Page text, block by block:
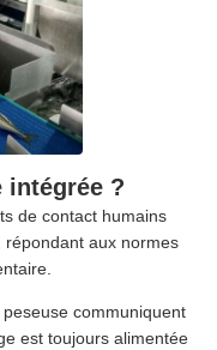
intégrée ?
de contact humains
répondant aux normes
communiquent
est toujours alimentée